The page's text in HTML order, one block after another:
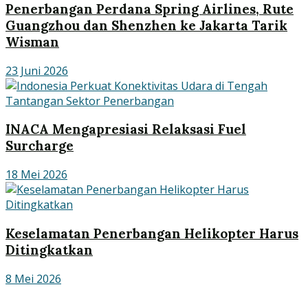
Penerbangan Perdana Spring Airlines, Rute
Guangzhou dan Shenzhen ke Jakarta Tarik
Wisman
23 Juni 2026
INACA Mengapresiasi Relaksasi Fuel
Surcharge
18 Mei 2026
Keselamatan Penerbangan Helikopter Harus
Ditingkatkan
8 Mei 2026